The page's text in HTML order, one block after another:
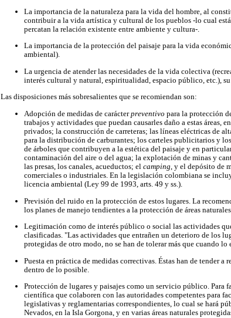
La importancia de la naturaleza para la vida del hombre, al
contribuir a la vida artística y cultural de los pueblos -lo cual
percatan la relación existente entre ambiente y cultura-.
La importancia de la protección del paisaje para la vida
ambiental).
La urgencia de atender las necesidades de la vida colectiva
interés cultural y natural, espiritualidad, espacio público, etc.),
Las disposiciones más sobresalientes que se recomiendan son:
Adopción de medidas de carácterpreventivo para la protección
trabajos y actividades que puedan causarles daño a estas áreas,
privados; la construcción de carreteras; las líneas eléctricas de
para la distribución de carburantes; los carteles publicitarios y
de árboles que contribuyen a la estética del paisaje y en
contaminación del aire o del agua; la explotación de minas y
las presas, los canales, acueductos; el camping, y el depósito de
comerciales o industriales. En la legislación colombiana se
licencia ambiental (Ley 99 de 1993, arts. 49 y ss.).
Previsión del ruido en la protección de estos lugares. La
los planes de manejo tendientes a la protección de áreas naturales.
Legitimación como de interés público o social las actividades
clasificadas. "Las actividades que entrañen un deterioro de los
protegidas de otro modo, no se han de tolerar más que cuando
Puesta en práctica de medidas correctivas. Éstas han de tender a
dentro de lo posible.
Protección de lugares y paisajes como un servicio público.
científica que colaboren con las autoridades competentes para
legislativas y reglamentarias correspondientes, lo cual se hará
Nevados, en la Isla Gorgona, y en varias áreas naturales